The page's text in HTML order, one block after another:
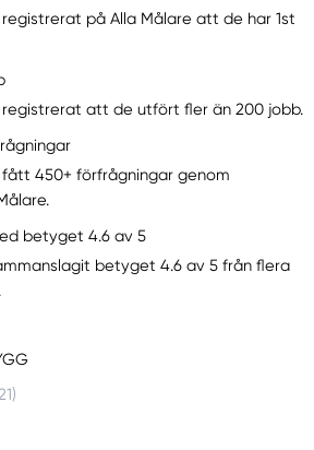
registrerat på Alla Målare att de har 1st
registrerat att de utfört fler än 200 jobb.
fått 450+ förfrågningar genom
betyget 4.6 av 5
betyget 4.6 av 5 från flera